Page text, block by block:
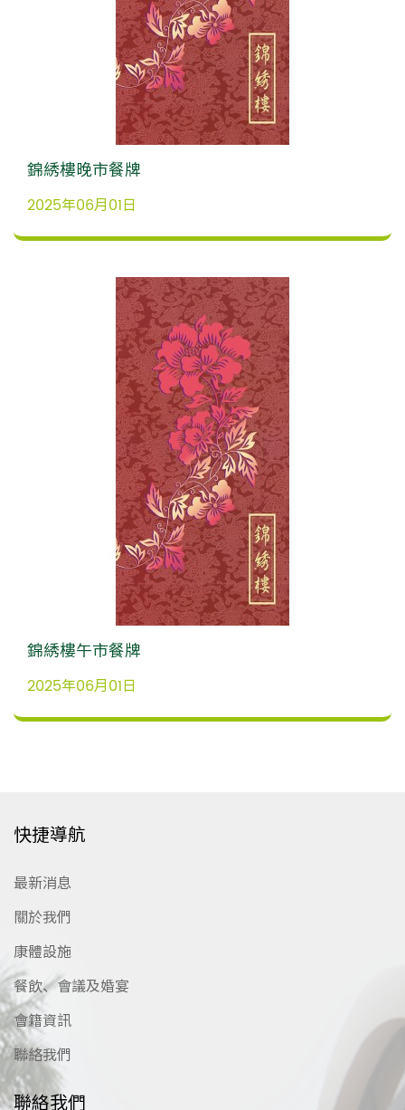
錦綉樓晚市餐牌
2025年06月01日
錦綉樓午市餐牌
2025年06月01日
快捷導航
最新消息
關於我們
康體設施
餐飲、會議及婚宴
會籍資訊
聯絡我們